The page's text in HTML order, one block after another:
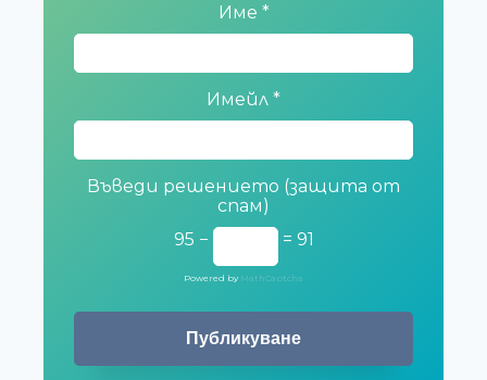
Име *
Имейл *
Въведи решението (защита от
спам)
95 −
= 91
Powered by MathCaptcha